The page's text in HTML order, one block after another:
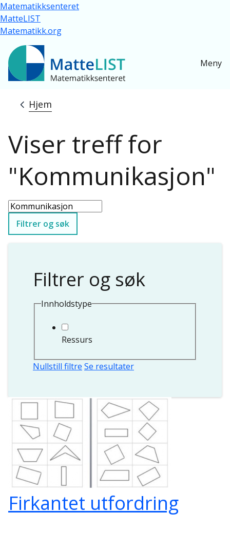
Hopp til hovedinnhold
Matematikksenteret
MatteLIST
Matematikk.org
Meny
Navigasjonssti
Hjem
Viser treff for
"Kommunikasjon"
Filtrer og søk
Filtrer og søk
Innholdstype
Ressurs
Nullstill filtre Se resultater
Firkantet utfordring